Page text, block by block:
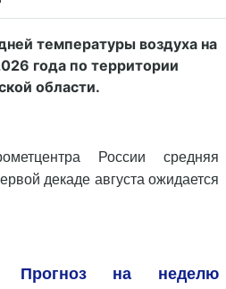
температуры воздуха на
года по территории
области.
России средняя
декаде августа ожидается
Прогноз на неделю